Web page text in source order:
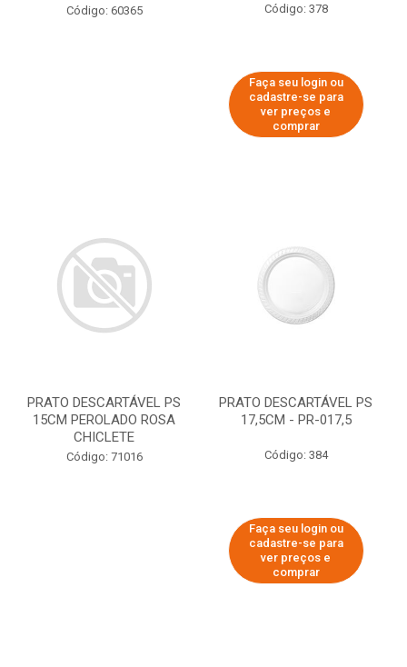
Código: 60365 Código: 378
Faça seu login ou
cadastre-se para
ver preços e
comprar
PRATO DESCARTÁVEL PS
15CM PEROLADO ROSA
CHICLETE
Código: 71016
PRATO DESCARTÁVEL PS
17,5CM - PR-017,5
Código: 384
Faça seu login ou
cadastre-se para
ver preços e
comprar